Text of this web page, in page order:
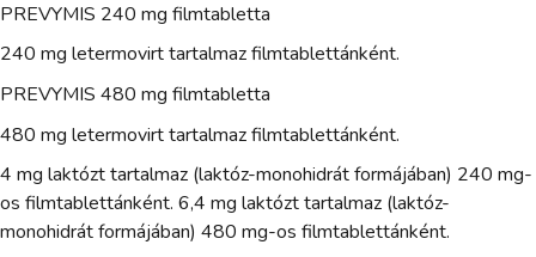
PREVYMIS 240 mg filmtabletta
240 mg letermovirt tartalmaz filmtablettánként.
PREVYMIS 480 mg filmtabletta
480 mg letermovirt tartalmaz filmtablettánként.
4 mg laktózt tartalmaz (laktóz-monohidrát formájában) 240 mg-
os filmtablettánként. 6,4 mg laktózt tartalmaz (laktóz-
monohidrát formájában) 480 mg-os filmtablettánként.